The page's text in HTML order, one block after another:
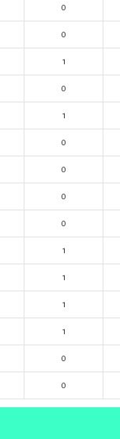
0
0
1
0
1
0
0
0
0
1
1
1
1
0
0